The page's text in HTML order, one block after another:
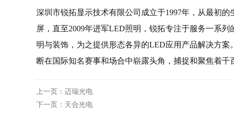
深圳市锐拓显示技术有限公司成立于1997年，从最初
屏，直至2009年进军LED照明，锐拓专注于服务一系
明与装饰，为之提供形态各异的LED应用产品解决方
断在国际知名赛事和场合中崭露头角，捕捉和聚焦着千
上一页： 迈瑞光电
下一页： 天合光电